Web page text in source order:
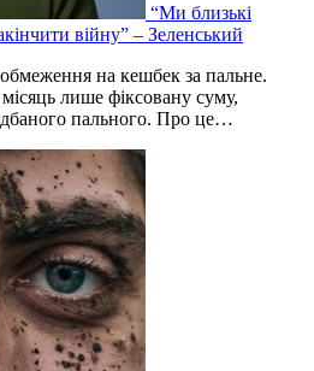
“Ми близькі
війну” – Зеленський
на кешбек за пальне.
лише фіксовану суму,
пального. Про це…